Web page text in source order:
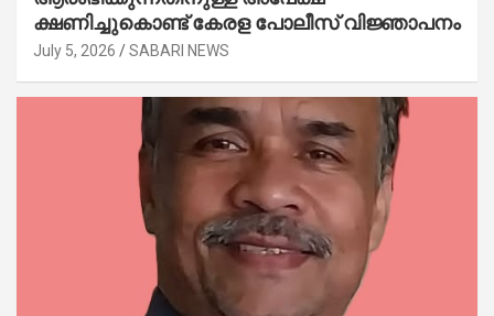
ക്ഷണിച്ചുകൊണ്ട് കേരള പോലീസ് വിജ്ഞാപനം
July 5, 2026 SABARI NEWS